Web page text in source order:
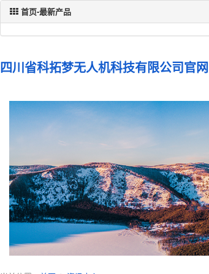
首页-最新产品
四川省科拓梦无人机科技有限公司官网